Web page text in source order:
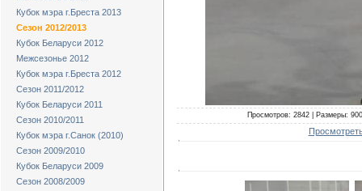
Кубок мэра г.Бреста 2013
Сезон 2012/2013
Кубок Беларуси 2012
Межсезонье 2012
Кубок мэра г.Бреста 2012
Сезон 2011/2012
Кубок Беларуси 2011
Сезон 2010/2011
Кубок мэра г.Санок (2010)
Сезон 2009/2010
Кубок Беларуси 2009
Сезон 2008/2009
Просмотров: 2842 | Размеры: